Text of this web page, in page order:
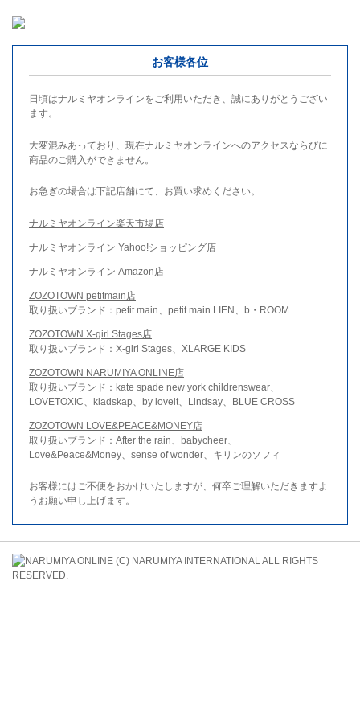
お客様各位
日頃はナルミヤオンラインをご利用いただき、誠にありがとうござい
ます。
大変混みあっており、現在ナルミヤオンラインへのアクセスならびに
商品のご購入ができません。
お急ぎの場合は下記店舗にて、お買い求めください。
ナルミヤオンライン楽天市場店
ナルミヤオンライン Yahoo!ショッピング店
ナルミヤオンライン Amazon店
ZOZOTOWN petitmain店
取り扱いブランド：petit main、petit main LIEN、b・ROOM
ZOZOTOWN X-girl Stages店
取り扱いブランド：X-girl Stages、XLARGE KIDS
ZOZOTOWN NARUMIYA ONLINE店
取り扱いブランド：kate spade new york childrenswear、
LOVETOXIC、kladskap、by loveit、Lindsay、BLUE CROSS
ZOZOTOWN LOVE&PEACE&MONEY店
取り扱いブランド：After the rain、babycheer、
Love&Peace&Money、sense of wonder、キリンのソフィ
お客様にはご不便をおかけいたしますが、何卒ご理解いただきますよ
うお願い申し上げます。